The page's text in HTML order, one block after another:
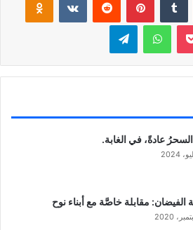
بوكيت واتساب تيلقرام
عادةً، في الغابة.
الفيضان: مقابلة خاصَّة مع أبناء نوح